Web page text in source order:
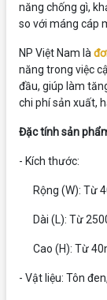
năng chống gì,
so với máng cáp
NP Việt Nam là
năng trong việc
đầu, giúp làm
chi phí sản xuất,
Đặc tính sản
- Kích thước:
Rộng (W): Từ
Dài (L): Từ
Cao (H): Từ
- Vật liệu: Tôn